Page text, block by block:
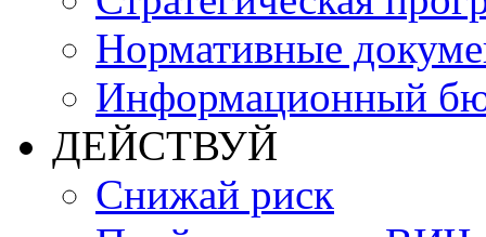
Нормативные
Информационный
ДЕЙСТВУЙ
Снижай риск